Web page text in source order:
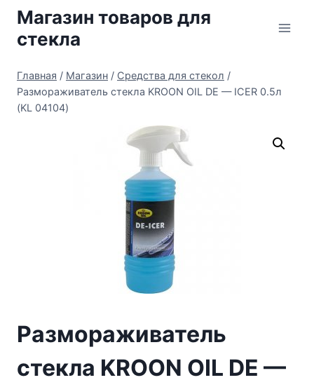
Перейти
содержимому
Магазин товаров для
стекла
Главная / Магазин / Средства для стекол /
Размораживатель стекла KROON OIL DE — ICER 0.5л
(KL 04104)
Размораживатель
стекла KROON OIL DE —